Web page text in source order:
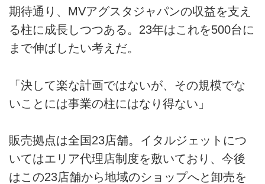
期待通り、MVアグスタジャパンの収益を支え
る柱に成長しつつある。23年はこれを500台に
まで伸ばしたい考えだ。
「決して楽な計画ではないが、その規模でな
いことには事業の柱にはなり得ない」
販売拠点は全国23店舗。イタルジェットにつ
いてはエリア代理店制度を敷いており、今後
はこの23店舗から地域のショップへと卸売を